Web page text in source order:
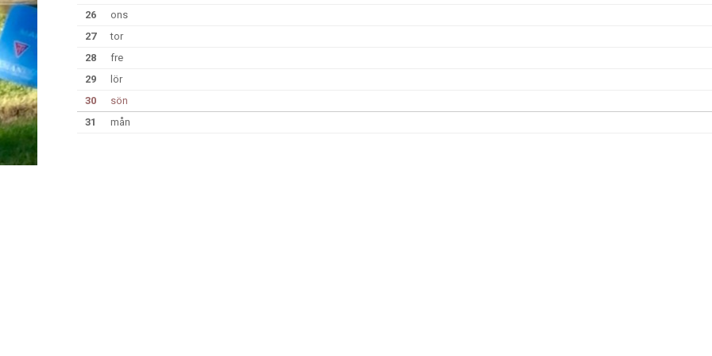
26
ons
27
tor
28
fre
29
lör
30
sön
31
mån